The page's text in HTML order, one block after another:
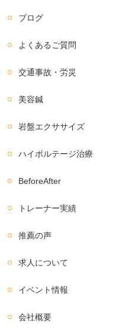
ブログ
よくあるご質問
交通事故・労災
美容鍼
岩盤エクササイズ
ハイボルテージ治療
BeforeAfter
トレーナー実績
推薦の声
求人について
イベント情報
会社概要